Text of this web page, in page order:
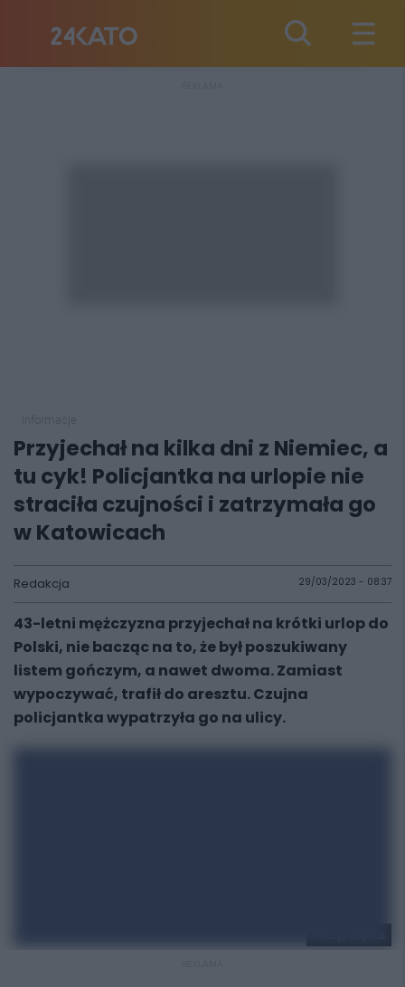
Przyjechał na kilka dni z Niemiec, a
tu cyk! Policjantka na urlopie nie
straciła czujności i zatrzymała go
w Katowicach
Redakcja 29/03/2023 - 08:37
43-letni mężczyzna przyjechał na krótki urlop do
Polski, nie bacząc na to, że był poszukiwany
listem gończym, a nawet dwoma. Zamiast
wypoczywać, trafił do aresztu. Czujna
policjantka wypatrzyła go na ulicy.